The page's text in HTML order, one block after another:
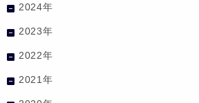
2024年
2023年
2022年
2021年